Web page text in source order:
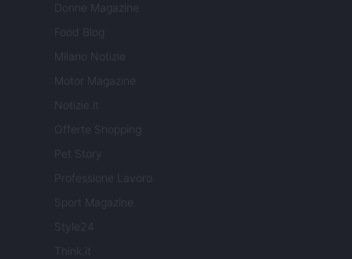
Donne Magazine
Food Blog
Milano Notizie
Motor Magazine
Notizie.it
Offerte Shopping
Pet Story
Professione Lavoro
Sport Magazine
Style24
Think.it